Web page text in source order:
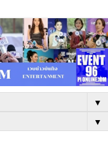
▼
▼